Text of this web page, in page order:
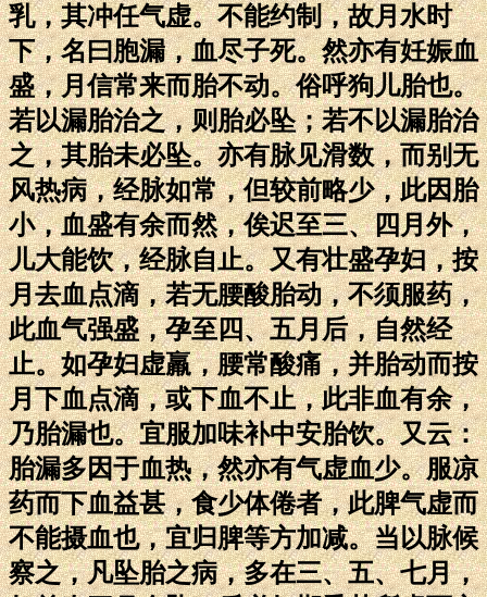
乳，其冲任气虚。不能约制，故月水时
下，名曰胞漏，血尽子死。然亦有妊娠血
盛，月信常来而胎不动。俗呼狗儿胎也。
若以漏胎治之，则胎必坠；若不以漏胎治
之，其胎未必坠。亦有脉见滑数，而别无
风热病，经脉如常，但较前略少，此因胎
小，血盛有余而然，俟迟至三、四月外，
儿大能饮，经脉自止。又有壮盛孕妇，按
月去血点滴，若无腰酸胎动，不须服药，
此血气强盛，孕至四、五月后，自然经
止。如孕妇虚羸，腰常酸痛，并胎动而按
月下血点滴，或下血不止，此非血有余，
乃胎漏也。宜服加味补中安胎饮。又云：
胎漏多因于血热，然亦有气虚血少。服凉
药而下血益甚，食少体倦者，此脾气虚而
不能摄血也，宜归脾等方加减。当以脉候
察之，凡坠胎之病，多在三、五、七月，